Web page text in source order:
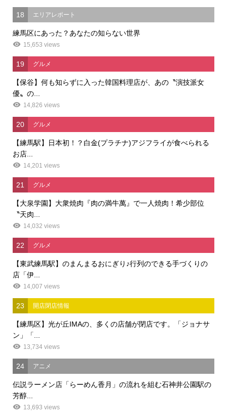
18 エリアレポート
練馬区にあった？あなたの知らない世界
15,653 views
19 グルメ
【保谷】何も知らずに入った韓国料理店が、あの〝演技派女
優〟の...
14,826 views
20 グルメ
【練馬駅】日本初！？白金(プラチナ)アジフライが食べられる
お店...
14,201 views
21 グルメ
【大泉学園】大衆焼肉『肉の満牛萬』で一人焼肉！希少部位
〝天肉...
14,032 views
22 グルメ
【東武練馬駅】のまんまるおにぎり♪行列のできる手づくりの
店「伊...
14,007 views
23 開店閉店情報
【練馬区】光が丘IMAの、多くの店舗が閉店です。「ジョナサ
ン」「...
13,734 views
24 アニメ
伝説ラーメン店「らーめん香月」の流れを組む石神井公園駅の
芳醇...
13,693 views